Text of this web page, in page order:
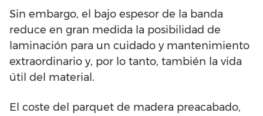
Sin embargo, el bajo espesor de la banda
reduce en gran medida la posibilidad de
laminación para un cuidado y mantenimiento
extraordinario y, por lo tanto, también la vida
útil del material.
El coste del parquet de madera preacabado,